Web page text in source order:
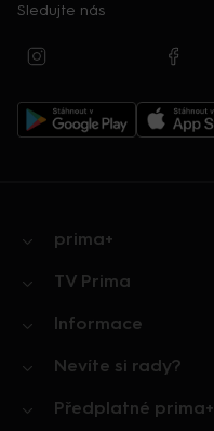
Sledujte nás
prima+
TV Prima
Informace
Nevíte si rady?
Předplatné prima+